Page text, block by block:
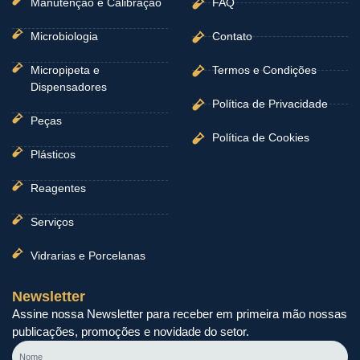
Manutenção e Calibração
Microbiologia
Micropipeta e
Dispensadores
Peças
Plásticos
Reagentes
Serviços
Vidrarias e Porcelanas
FAQ
Contato
Termos e Condições
Política de Privacidade
Política de Cookies
Newsletter
Assine nossa Newsletter para receber em primeira mão nossas
publicações, promoções e novidade do setor.
Nome